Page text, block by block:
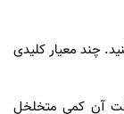
چند معیار کلیدی
آن کمی متخلخل